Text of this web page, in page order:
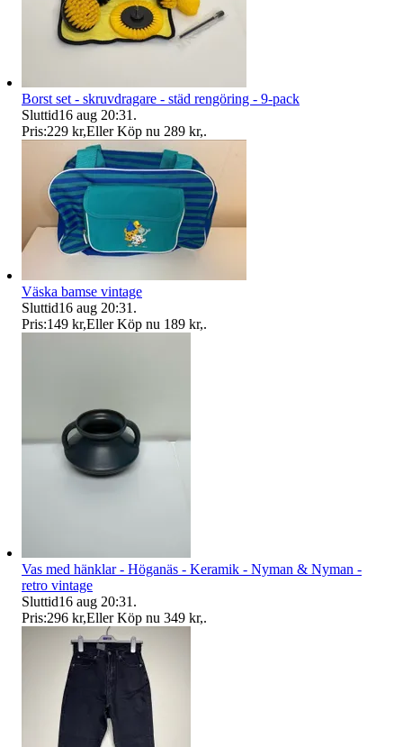
Borst set - skruvdragare - städ rengöring - 9-pack
Sluttid16 aug 20:31 .
Pris:229 kr,Eller Köp nu 289 kr,.
Väska bamse vintage
Sluttid16 aug 20:31 .
Pris:149 kr,Eller Köp nu 189 kr,.
Vas med hänklar - Höganäs - Keramik - Nyman & Nyman -
retro vintage
Sluttid16 aug 20:31 .
Pris:296 kr,Eller Köp nu 349 kr,.